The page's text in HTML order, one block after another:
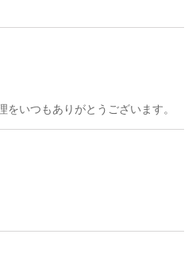
いつもありがとうございます。